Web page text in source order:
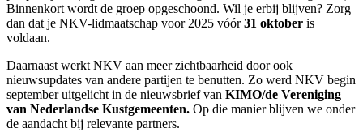
Binnenkort wordt de groep opgeschoond. Wil je erbij blijven? Zorg
dan dat je NKV-lidmaatschap voor 2025 vóór31 oktober is
voldaan.
Daarnaast werkt NKV aan meer zichtbaarheid door ook
nieuwsupdates van andere partijen te benutten. Zo werd NKV begin
september uitgelicht in de nieuwsbrief van KIMO/de Vereniging
van Nederlandse Kustgemeenten. Op die manier blijven we onder
de aandacht bij relevante partners.